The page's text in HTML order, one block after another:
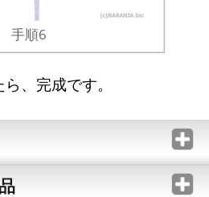
手順6
、完成です。